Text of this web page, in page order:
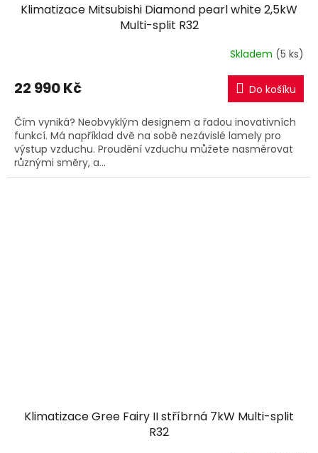
Klimatizace Mitsubishi Diamond pearl white 2,5kW
Multi-split R32
Skladem (5 ks)
22 990 Kč Do košíku
Čím vyniká? Neobvyklým designem a řadou inovativních
funkcí. Má například dvě na sobě nezávislé lamely pro
výstup vzduchu. Proudění vzduchu můžete nasměrovat
různými směry, a...
Klimatizace Gree Fairy II stříbrná 7kW Multi-split
R32